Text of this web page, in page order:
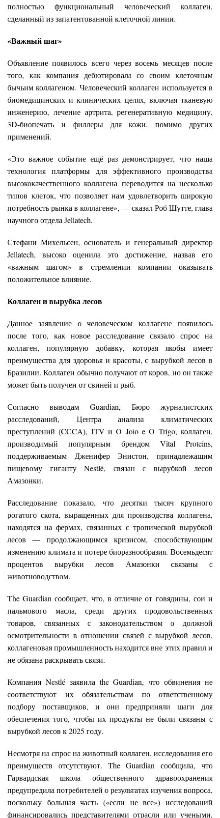
полностью функциональный человеческий коллаген,
сделанный из запатентованной клеточной линии.
«Важный шаг»
Объявление появилось всего через восемь месяцев после
того, как компания дебютировала со своим клеточным
бычьим коллагеном. Человеческий коллаген используется в
биомедицинских и клинических целях, включая тканевую
инженерию, лечение артрита, регенеративную медицину,
3D-биопечать и филлеры для кожи, помимо других
применений.
«Это важное событие ещё раз демонстрирует, что наша
технология платформы для эффективного производства
высококачественного коллагена переводится на несколько
типов клеток, что позволяет нам удовлетворить широкую
потребность рынка в коллагене», — сказал Роб Шутте, глава
научного отдела Jellatech.
Стефани Михельсен, основатель и генеральный директор
Jellatech, высоко оценила это достижение, назвав его
«важным шагом» в стремлении компании оказывать
положительное влияние.
Коллаген и вырубка лесов
Данное заявление о человеческом коллагене появилось
после того, как новое расследование связало спрос на
коллаген, популярную добавку, которая якобы имеет
преимущества для здоровья и красоты, с вырубкой лесов в
Бразилии. Коллаген обычно получают от коров, но он также
может быть получен от свиней и рыб.
Согласно выводам Guardian, Бюро журналистских
расследований, Центра анализа климатических
преступлений (CCCA), ITV и O Joio e O Trigo, коллаген,
производимый популярным брендом Vital Proteins,
поддерживаемым Дженифер Энистон, принадлежащим
пищевому гиганту Nestlé, связан с вырубкой лесов
Амазонки.
Расследование показало, что десятки тысяч крупного
рогатого скота, выращенных для производства коллагена,
находятся на фермах, связанных с тропической вырубкой
лесов — продолжающимся кризисом, способствующим
изменению климата и потере биоразнообразия. Восемьдесят
процентов вырубки лесов Амазонки связаны с
животноводством.
The Guardian сообщает, что, в отличие от говядины, сои и
пальмового масла, среди других продовольственных
товаров, связанных с законодательством о должной
осмотрительности в отношении связей с вырубкой лесов,
коллагеновая промышленность находится вне этих правил и
не обязана раскрывать связи.
Компания Nestlé заявила the Guardian, что обвинения не
соответствуют их обязательствам по ответственному
подбору поставщиков, и они предприняли шаги для
обеспечения того, чтобы их продукты не были связаны с
вырубкой лесов к 2025 году.
Несмотря на спрос на животный коллаген, исследования его
преимуществ отсутствуют. The Guardian сообщила, что
Гарвардская школа общественного здравоохранения
предупредила потребителей о результатах изучения вопроса,
поскольку большая часть («если не все») исследований
финансировались представителями отрасли или учеными,